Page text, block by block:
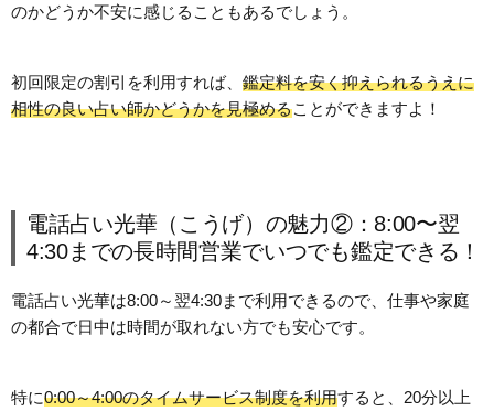
のかどうか不安に感じることもあるでしょう。
初回限定の割引を利用すれば、 鑑定料を安く抑えられるうえに
相性の良い占い師かどうかを見極めることができますよ！
電話占い光華（こうげ）の魅力②：8:00〜翌
4:30までの長時間営業でいつでも鑑定できる！
電話占い光華は8:00～翌4:30まで利用できるので、仕事や家庭
の都合で日中は時間が取れない方でも安心です。
特に0:00～4:00のタイムサービス制度を利用すると、20分以上